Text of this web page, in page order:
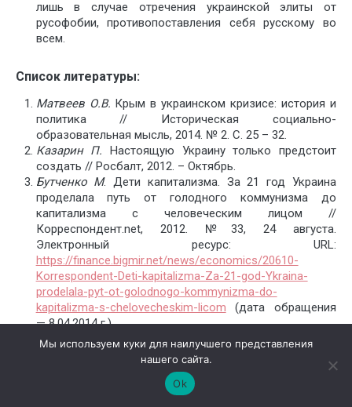
лишь в случае отречения украинской элиты от
русофобии, противопоставления себя русскому во
всем.
Список литературы:
Матвеев О.В. Крым в украинском кризисе: история и
политика // Историческая социально-
образовательная мысль, 2014. № 2. С. 25 – 32.
Казарин П. Настоящую Украину только предстоит
создать // Росбалт, 2012. – Октябрь.
Бутченко М. Дети капитализма. За 21 год Украина
проделала путь от голодного коммунизма до
капитализма с человеческим лицом //
Корреспондент.net, 2012. №33, 24 августа.
Электронный ресурс: URL:
https://finance.bigmir.net/news/economics/20610-
Korrespondent-Deti-kapitalizma-Za-21-god-Ykraina-
prodelala-pyt-ot-golodnogo-kommynizma-do-
kapitalizma-s-chelovecheskim-licom (дата обращения
— 8.04.2014 г.)
Белая книга нарушений прав человека и верховенства
права на Украине. М.: МИД, 2014. Книга 1, книга 2.
. Трагедия украинского народа: история и
политика // Историческая социально-
Мы используем куки для наилучшего представления
нашего сайта.
Ok